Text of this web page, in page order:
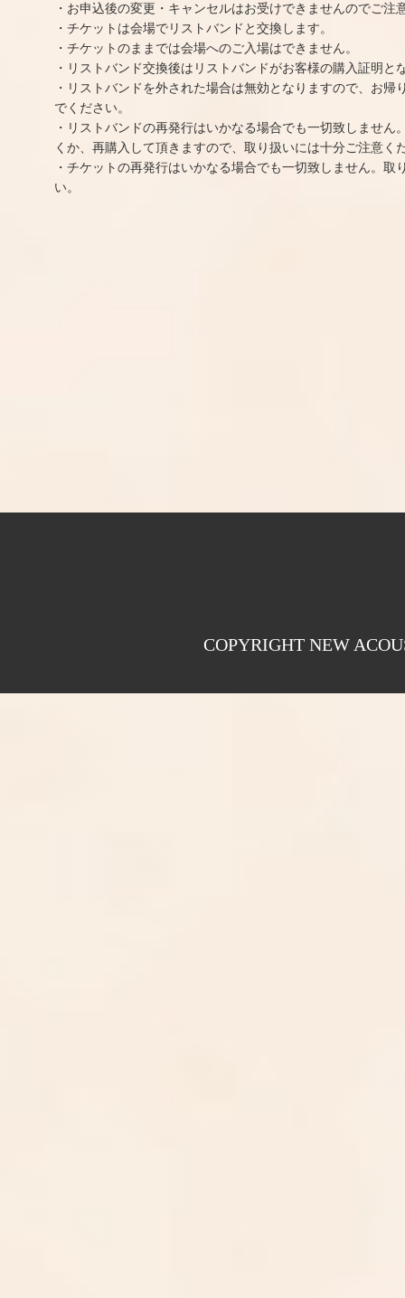
・お申込後の変更・キャンセルはお受けできませんのでご注
・チケットは会場でリストバンドと交換します。
・チケットのままでは会場へのご入場はできません。
・リストバンド交換後はリストバンドがお客様の購入証明と
・リストバンドを外された場合は無効となりますので、お帰
でください。
・リストバンドの再発行はいかなる場合でも一切致しません
くか、再購入して頂きますので、取り扱いには十分ご注意く
・チケットの再発行はいかなる場合でも一切致しません。取
い。
COPYRIGHT NEW